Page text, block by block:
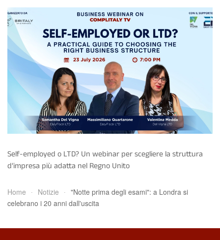
Self-employed o LTD? Un webinar per scegliere la struttura
d’impresa più adatta nel Regno Unito
Home Notizie
"Notte prima degli esami": a Londra si
celebrano i 20 anni dall'uscita